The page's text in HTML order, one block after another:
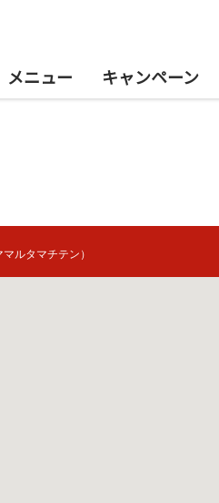
メニュー キャンペーン
マルタマチテン）